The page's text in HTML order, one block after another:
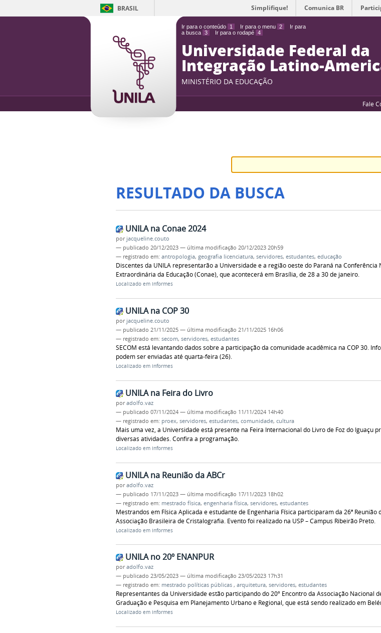
Ir para o conteúdo 1 Ir para o menu 2
Ir para
a busca 3 Ir para o rodapé 4
BRASIL Simplifique! Comunica BR
Universidade Federal da
Integração Latino-
MINISTÉRIO DA EDUCAÇÃO
Fale
RESULTADO DA BUSCA
UNILA na Conae 2024
por jacqueline.couto
— publicado 20/12/2023 — última modificação 20/12/2023 20h59
— registrado em: antropologia, geografia licenciatura, servidores, estudantes, educação
Discentes da UNILA representarão a Universidade e a região oeste do Paraná na Conferência
Extraordinária da Educação (Conae), que acontecerá em Brasília, de 28 a 30 de janeiro.
Localizado em Informes
UNILA na COP 30
por jacqueline.couto
— publicado 21/11/2025 — última modificação 21/11/2025 16h06
— registrado em: secom, servidores, estudantes
SECOM está levantando dados sobre a participação da comunidade acadêmica na COP 30.
podem ser enviadas até quarta-feira (26).
Localizado em Informes
UNILA na Feira do Livro
poradolfo.vaz
— publicado 07/11/2024 — última modificação 11/11/2024 14h40
— registrado em: proex, servidores, estudantes, comunidade, cultura
Mais uma vez, a Universidade está presente na Feira Internacional do Livro de Foz do Iguaçu
diversas atividades. Confira a programação.
Localizado em Informes
UNILA na Reunião da ABCr
poradolfo.vaz
— publicado 17/11/2023 — última modificação 17/11/2023 18h02
— registrado em: mestrado física, engenharia física, servidores, estudantes
Mestrandos em Física Aplicada e estudante de Engenharia Física participaram da 26ª Reunião
Associação Brasileira de Cristalografia. Evento foi realizado na USP – Campus Ribeirão Preto.
Localizado em Informes
UNILA no 20º ENANPUR
poradolfo.vaz
— publicado 23/05/2023 — última modificação 23/05/2023 17h31
— registrado em: mestrado políticas públicas , arquitetura, servidores, estudantes
Representantes da Universidade estão participando do 20º Encontro da Associação Nacional
Graduação e Pesquisa em Planejamento Urbano e Regional, que está sendo realizado em
Localizado em Informes